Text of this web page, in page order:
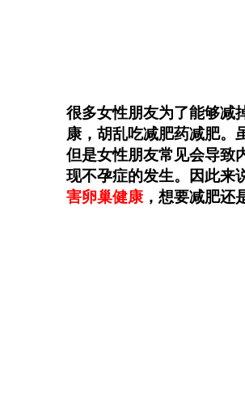
很多女性朋友为了能够减
康，胡乱吃减肥药减肥。
但是女性朋友常见会导致
现不孕症的发生。因此来
害卵巢健康，想要减肥还